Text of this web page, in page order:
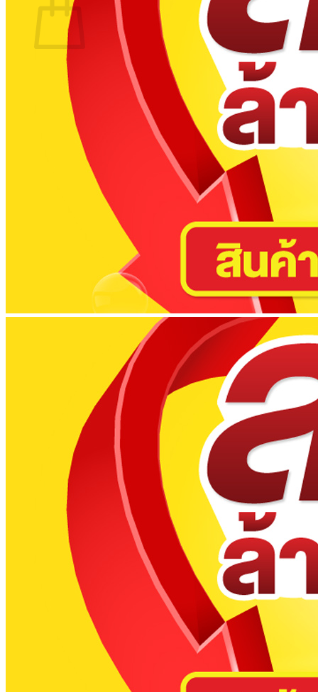
No products in the cart.
Return to shop